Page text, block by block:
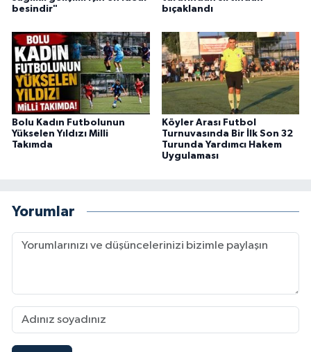
besindir"
bıçaklandı
Bolu Kadın Futbolunun
Yükselen Yıldızı Milli
Takımda
Köyler Arası Futbol
Turnuvasında Bir İlk Son 32
Turunda Yardımcı Hakem
Uygulaması
Yorumlar